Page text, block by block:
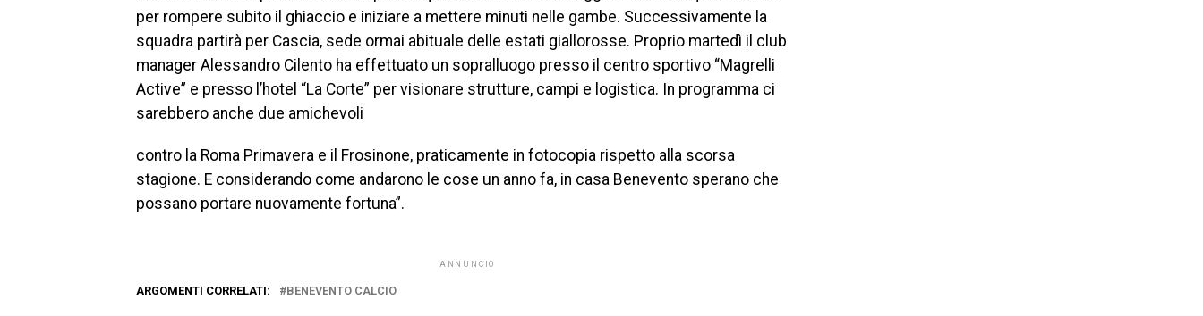
per rompere subito il ghiaccio e iniziare a mettere minuti nelle gambe. Successivamente la
squadra partirà per Cascia, sede ormai abituale delle estati giallorosse. Proprio martedì il club
manager Alessandro Cilento ha effettuato un sopralluogo presso il centro sportivo “Magrelli
Active” e presso l’hotel “La Corte” per visionare strutture, campi e logistica. In programma ci
sarebbero anche due amichevoli
contro la Roma Primavera e il Frosinone, praticamente in fotocopia rispetto alla scorsa
stagione. E considerando come andarono le cose un anno fa, in casa Benevento sperano che
possano portare nuovamente fortuna”.
ANNUNCIO
ARGOMENTI CORRELATI: BENEVENTO CALCIO